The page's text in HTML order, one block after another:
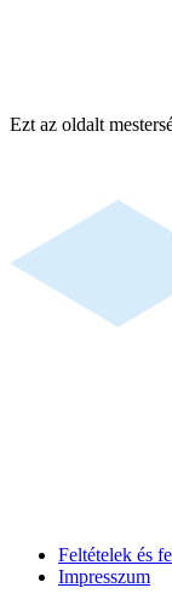
Ezt az oldalt
Feltételek és
Impresszum